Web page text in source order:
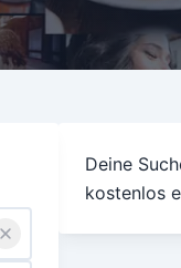
Deine
kostenlos